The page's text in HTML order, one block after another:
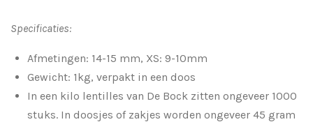
Specificaties:
Afmetingen: 14-15 mm, XS: 9-10mm
Gewicht: 1kg, verpakt in een doos
In een kilo lentilles van De Bock zitten ongeveer 1000
stuks. In doosjes of zakjes worden ongeveer 45 gram